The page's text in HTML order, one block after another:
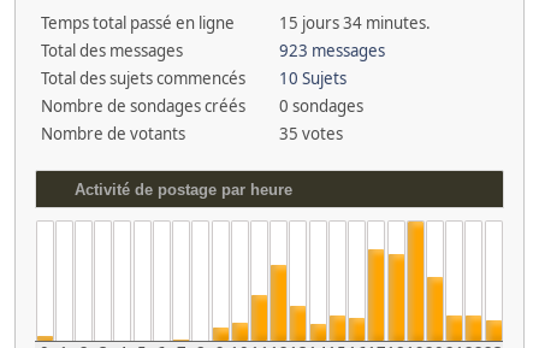
Temps total passé en ligne
15 jours 34 minutes.
Total des messages
923 messages
Total des sujets commencés
10 Sujets
Nombre de sondages créés
0 sondages
Nombre de votants
35 votes
Activité de postage par heure